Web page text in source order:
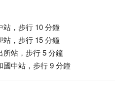
站，步行 10 分鐘
站，步行 15 分鐘
所站，步行 5 分鐘
國中站，步行 9 分鐘